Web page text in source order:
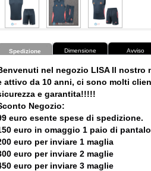
Spedizione Dimensione Avviso
nel negozio LISA Il nostro
attivo da 10 anni, ci sono molti
e garantita!!!!!
Negozio:
euro esente spese di spedizione.
euro in omaggio 1 paio di
euro per inviare 1 maglia
euro per inviare 2 maglie
euro per inviare 3 maglie